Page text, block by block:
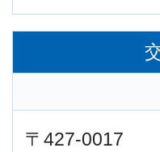
〒427-0017